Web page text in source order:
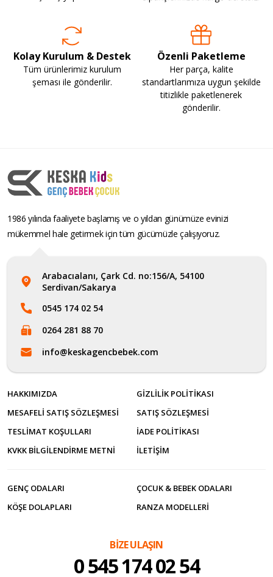
Kolay Kurulum & Destek
Tüm ürünlerimiz kurulum
şeması ile gönderilir.
Özenli Paketleme
Her parça, kalite
standartlarımıza uygun şekilde
titizlikle paketlenerek
gönderilir.
1986 yılında faaliyete başlamış ve o yıldan günümüze evinizi
mükemmel hale getirmek için tüm gücümüzle çalışıyoruz.
Arabacıalanı, Çark Cd. no:156/A, 54100
Serdivan/Sakarya
0545 174 02 54
0264 281 88 70
info@keskagencbebek.com
HAKKIMIZDA
GIZLILIK POLITIKASI
MESAFELI SATIŞ SÖZLEŞMESI
SATIŞ SÖZLEŞMESI
TESLIMAT KOŞULLARI
İADE POLITIKASI
KVKK BILGILENDIRME METNI
İLETİŞİM
GENÇ ODALARI
ÇOCUK & BEBEK ODALARI
KÖŞE DOLAPLARI
RANZA MODELLERI
BİZE ULAŞIN
0 545 174 02 54